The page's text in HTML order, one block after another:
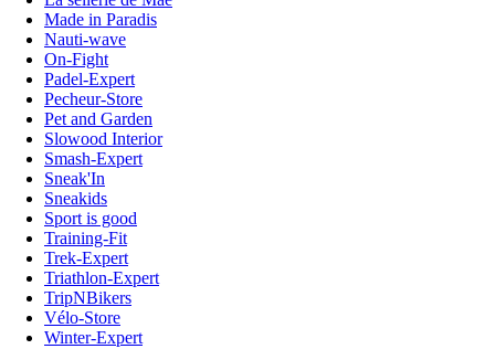
Made in Paradis
Nauti-wave
On-Fight
Padel-Expert
Pecheur-Store
Pet and Garden
Slowood Interior
Smash-Expert
Sneak'In
Sneakids
Sport is good
Training-Fit
Trek-Expert
Triathlon-Expert
TripNBikers
Vélo-Store
Winter-Expert